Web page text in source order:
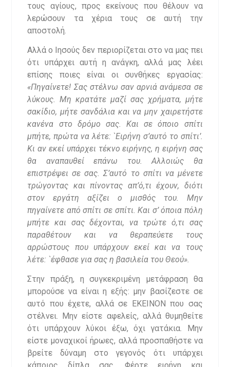
τους αγίους, προς εκείνους που θέλουν να
λερώσουν τα χέρια τους σε αυτή την
αποστολή.
Αλλά ο Ιησούς δεν περιορίζεται στο να μας πει
ότι υπάρχει αυτή η ανάγκη, αλλά μας λέει
επίσης ποιες είναι οι συνθήκες εργασίας:
«Πηγαίνετε! Σας στέλνω σαν αρνιά ανάμεσα σε
λύκους. Μη κρατάτε μαζί σας χρήματα, μήτε
σακίδιο, μήτε σανδάλια και να μην χαιρετήστε
κανένα στο δρόμο σας. Και σε όποιο σπίτι
μπήτε, πρώτα να λέτε: `Ειρήνη σ’αυτό το σπίτι’.
Κι αν εκεί υπάρχει τέκνο ειρήνης, η ειρήνη σας
θα αναπαυθεί επάνω του. Αλλοιώς θα
επιστρέψει σε σας. Σ’αυτό το σπίτι να μένετε
τρώγοντας και πίνοντας απ’ό,τι έχουν, διότι
στον εργάτη αξίζει ο μισθός του. Μην
πηγαίνετε από σπίτι σε σπίτι. Και σ’ όποια πόλη
μπήτε και σας δέχονται, να τρώτε ό,τι σας
παραθέτουν και να θεραπεύετε τους
αρρώστους που υπάρχουν εκεί και να τους
λέτε: `έφθασε για σας η βασιλεία του Θεού».
Στην πράξη, η συγκεκριμένη μετάφραση θα
μπορούσε να είναι η εξής: μην βασίζεστε σε
αυτό που έχετε, αλλά σε ΕΚΕΙΝΟΝ που σας
στέλνει. Μην είστε αφελείς, αλλά θυμηθείτε
ότι υπάρχουν λύκοι έξω, όχι γατάκια. Μην
είστε μοναχικοί ήρωες, αλλά προσπαθήστε να
βρείτε δύναμη στο γεγονός ότι υπάρχει